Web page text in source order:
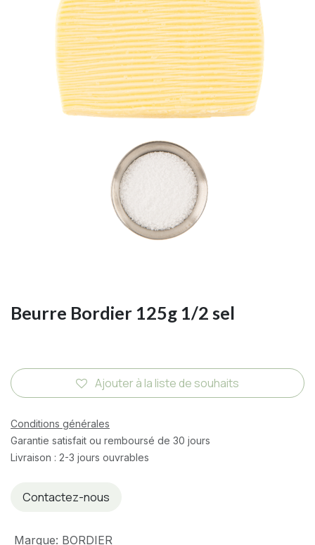
Beurre Bordier 125g 1/2 sel
Ajouter à la liste de souhaits
Conditions générales
Garantie satisfait ou remboursé de 30 jours
Livraison : 2-3 jours ouvrables
Contactez-nous
Marque: BORDIER